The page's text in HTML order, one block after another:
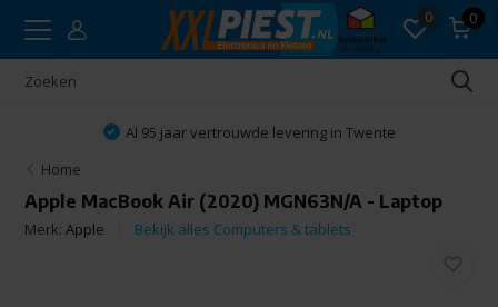
0 0
Al 95 jaar vertrouwde levering in Twente
Home
Apple MacBook Air (2020) MGN63N/A - Laptop
Merk:Apple Bekijk alles Computers & tablets